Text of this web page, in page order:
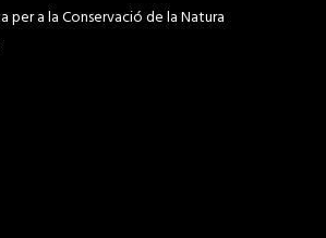
per a la Conservació de la Natura